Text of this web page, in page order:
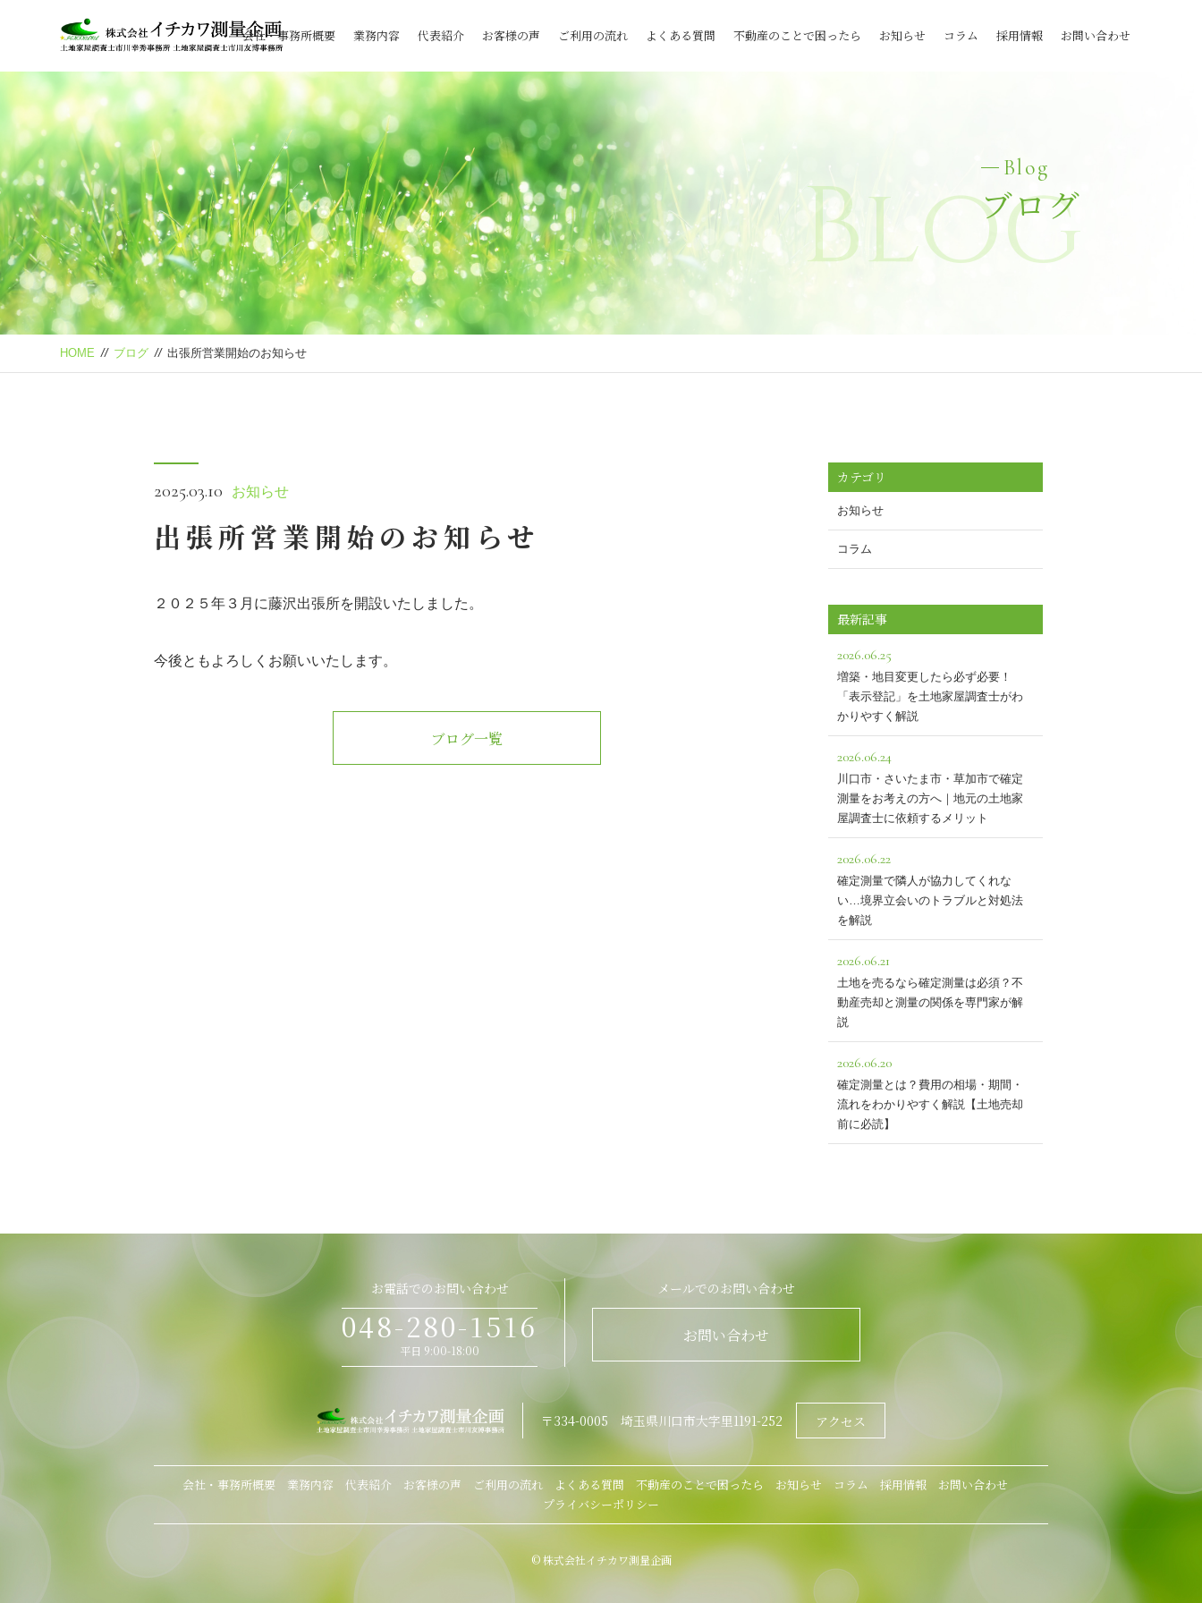
会社・事務所概要 業務内容 代表紹介 お客様の声 ご利用の流れ よくある質問 不動産のことで困ったら お知らせ コラム 採用情報 お問い合わせ
Blog
ブログ
Blog
HOME // ブログ // 出張所営業開始のお知らせ
2025.03.10 お知らせ
出張所営業開始のお知らせ
２０２５年３月に藤沢出張所を開設いたしました。
今後ともよろしくお願いいたします。
ブログ一覧
カテゴリ
お知らせ
コラム
最新記事
2026.06.25
増築・地目変更したら必ず必要！
「表示登記」を土地家屋調査士がわ
かりやすく解説
2026.06.24
川口市・さいたま市・草加市で確定
測量をお考えの方へ｜地元の土地家
屋調査士に依頼するメリット
2026.06.22
確定測量で隣人が協力してくれな
い…境界立会いのトラブルと対処法
を解説
2026.06.21
土地を売るなら確定測量は必須？不
動産売却と測量の関係を専門家が解
説
2026.06.20
確定測量とは？費用の相場・期間・
流れをわかりやすく解説【土地売却
前に必読】
お電話でのお問い合わせ
048-280-1516
平日 9:00-18:00
メールでのお問い合わせ
お問い合わせ
〒334-0005 埼玉県川口市大字里1191-252 アクセス
会社・事務所概要 業務内容 代表紹介 お客様の声 ご利用の流れ よくある質問 不動産のことで困ったら お知らせ コラム 採用情報
お問い合わせ
プライバシーポリシー
© 株式会社イチカワ測量企画